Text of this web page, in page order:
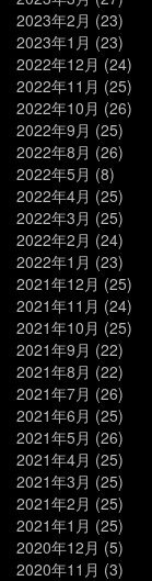
2023年2月 (23)
2023年1月 (23)
2022年12月 (24)
2022年11月 (25)
2022年10月 (26)
2022年9月 (25)
2022年8月 (26)
2022年5月 (8)
2022年4月 (25)
2022年3月 (25)
2022年2月 (24)
2022年1月 (23)
2021年12月 (25)
2021年11月 (24)
2021年10月 (25)
2021年9月 (22)
2021年8月 (22)
2021年7月 (26)
2021年6月 (25)
2021年5月 (26)
2021年4月 (25)
2021年3月 (25)
2021年2月 (25)
2021年1月 (25)
2020年12月 (5)
2020年11月 (3)